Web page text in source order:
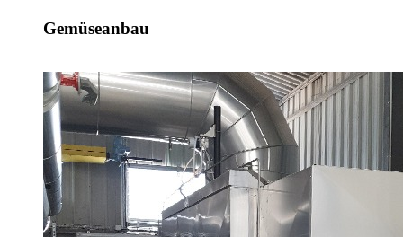
Gemüseanbau